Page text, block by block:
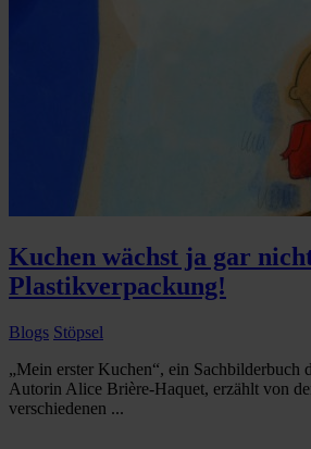
Kuchen wächst ja gar
Plastikverpackung!
Blogs Stöpsel
„Mein erster Kuchen“, ein Sachbilderbuch
Autorin Alice Brière-Haquet, erzählt von
verschiedenen ...